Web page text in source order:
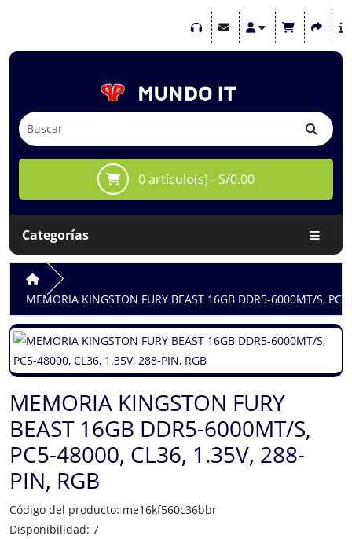
0 artículo(s) - S/0.00
Categorías
MEMORIA KINGSTON FURY BEAST 16GB DDR5-6000MT/S,
MEMORIA KINGSTON FURY
BEAST 16GB DDR5-6000MT/S,
PC5-48000, CL36, 1.35V, 288-
PIN, RGB
Código del producto: me16kf560c36bbr
Disponibilidad: 7